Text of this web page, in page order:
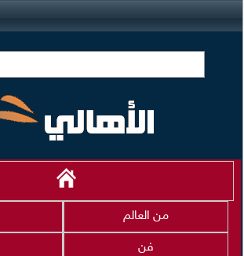
من العالم
فن